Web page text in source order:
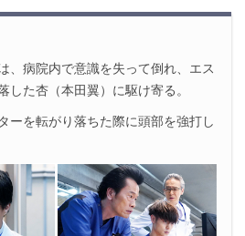
、病院内で意識を失って倒れ、エス
した杏（本田翼）に駆け寄る。
ーを転がり落ちた際に頭部を強打し